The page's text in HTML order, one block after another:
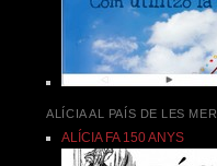
ALÍCIA AL PAÍS DE LES
ALÍCIA FA 150 ANYS